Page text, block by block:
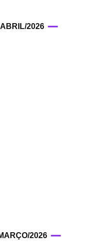
2026
2026